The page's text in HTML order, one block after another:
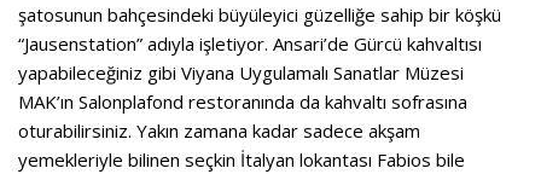
şatosunun bahçesindeki büyüleyici güzelliğe sahip bir köşkü
“Jausenstation” adıyla işletiyor. Ansari’de Gürcü kahvaltısı
yapabileceğiniz gibi Viyana Uygulamalı Sanatlar Müzesi
MAK’ın Salonplafond restoranında da kahvaltı sofrasına
oturabilirsiniz. Yakın zamana kadar sadece akşam
yemekleriyle bilinen seçkin İtalyan lokantası Fabios bile